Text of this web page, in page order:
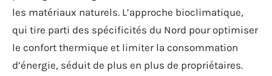
les matériaux naturels. L’approche bioclimatique,
qui tire parti des spécificités du Nord pour optimiser
le confort thermique et limiter la consommation
d’énergie, séduit de plus en plus de propriétaires.